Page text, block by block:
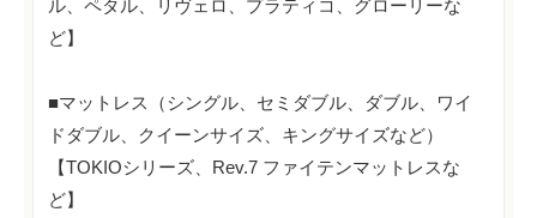
ル、ペタル、リヴェロ、プラティコ、グローリーな
ど】
■マットレス（シングル、セミダブル、ダブル、ワイ
ドダブル、クイーンサイズ、キングサイズなど）
【TOKIOシリーズ、Rev.7 ファイテンマットレスな
ど】